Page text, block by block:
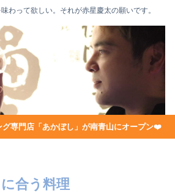
わって欲しい。それが赤星慶太の願いです。
グ専門店「あかぼし」が南青山にオープン❤️
合う料理